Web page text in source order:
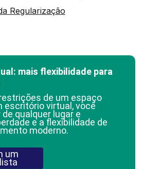
Regularização
mais flexibilidade para
de um espaço
escritório virtual, você
qualquer lugar e
e a flexibilidade de
moderno.
um